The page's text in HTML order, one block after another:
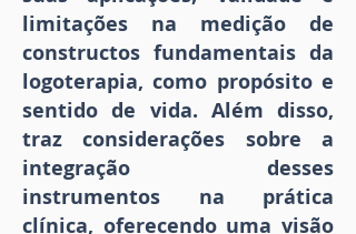
limitações na medição de
constructos fundamentais da
logoterapia, como propósito e
sentido de vida. Além disso,
traz considerações sobre a
integração desses
instrumentos na prática
clínica, oferecendo uma visão